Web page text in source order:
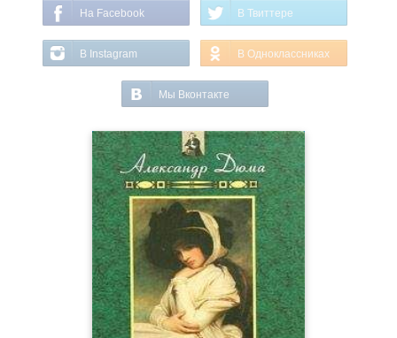
На Facebook В Твиттере
В Instagram В Одноклассниках
Мы Вконтакте